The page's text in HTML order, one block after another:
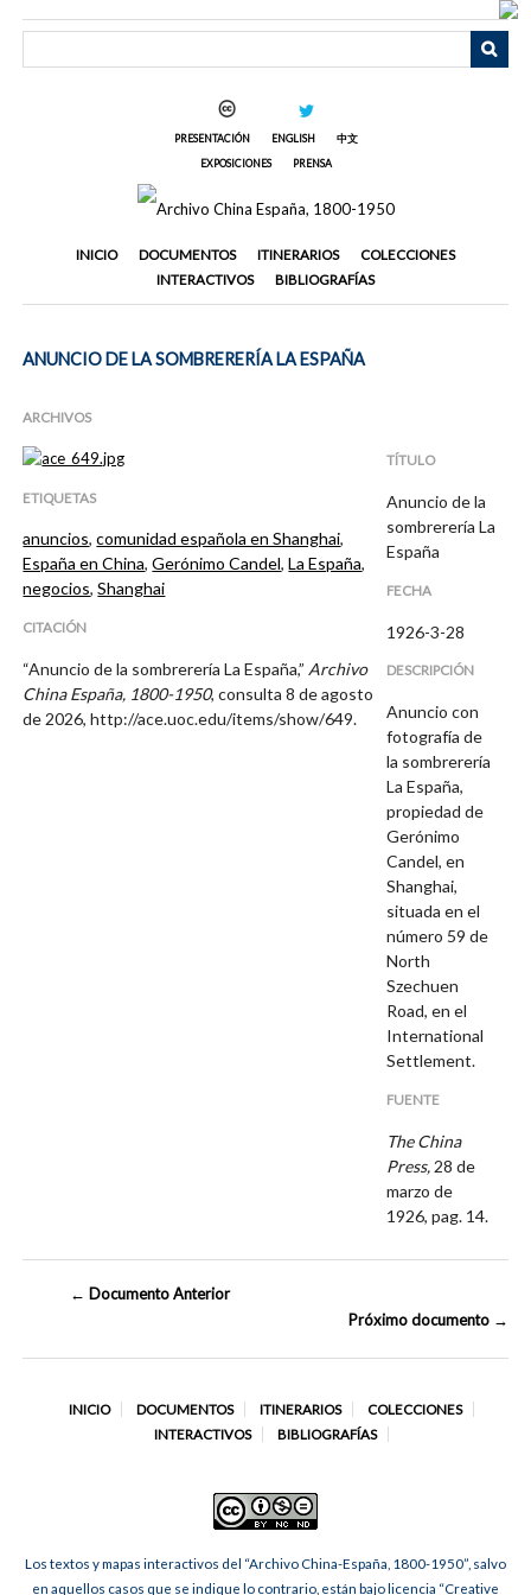
PRESENTACIÓN ENGLISH
中文
EXPOSICIONES
PRENSA
INICIO DOCUMENTOS ITINERARIOS
COLECCIONES
INTERACTIVOS
BIBLIOGRAFÍAS
ANUNCIO DE LA SOMBRERERÍA LA ESPAÑA
ARCHIVOS
ETIQUETAS
anuncios,comunidad española en Shanghai,
España en China,Gerónimo Candel,La España,
negocios,Shanghai
CITACIÓN
“Anuncio de la sombrerería La España,” Archivo
China España, 1800-1950, consulta 8 de agosto
de 2026,http://ace.uoc.edu/items/show/649.
TÍTULO
Anuncio de la
sombrerería La
España
FECHA
1926-3-28
DESCRIPCIÓN
Anuncio con
fotografía de
la sombrerería
La España,
propiedad de
Gerónimo
Candel, en
Shanghai,
situada en el
número 59 de
North
Szechuen
Road, en el
International
Settlement.
FUENTE
The China
Press, 28 de
marzo de
1926, pag. 14.
← Documento Anterior
Próximo documento →
INICIO DOCUMENTOS ITINERARIOS
COLECCIONES
INTERACTIVOS
BIBLIOGRAFÍAS
Los textos y mapas interactivos del “Archivo China-España, 1800-1950”, salvo
en aquellos casos que se indique lo contrario, están bajo licencia “Creative